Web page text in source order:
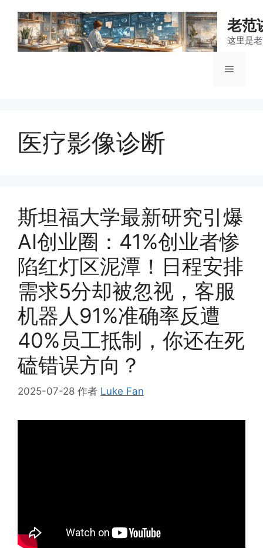
老范
这里是
菜
医疗影像诊断
斯坦福大学最新研究引爆
AI创业圈：41%创业者惨
陷红灯区泥潭！日程安排
需求5分却被忽视，客服
机器人91%准确率反遭
40%员工抵制，你还在死
磕错误方向？
2025-07-28 作者 Luke Fan